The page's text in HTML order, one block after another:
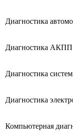
Диагностика
Диагностика АКПП
Диагностика
Диагностика
Компьютерная